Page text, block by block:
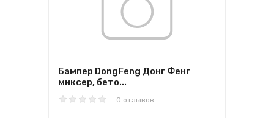
Бампер DongFeng Донг Фенг
миксер, бето...
0 отзывов